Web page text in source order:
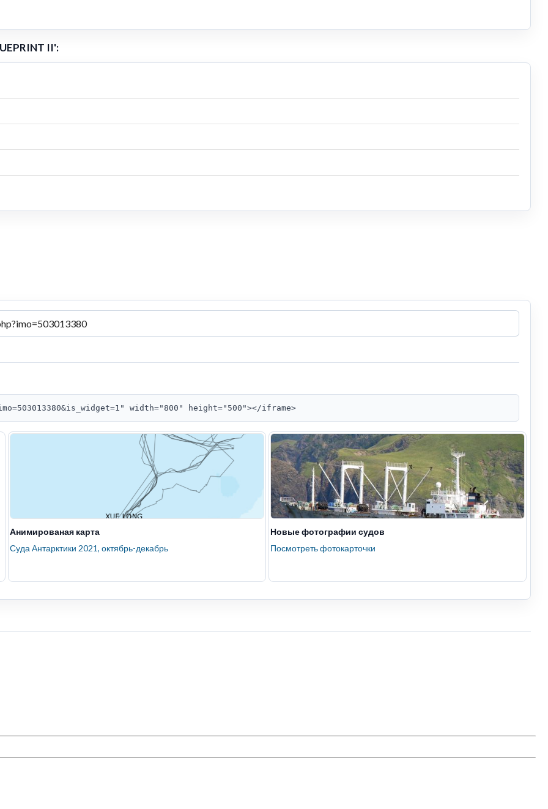
II':
width="800" height="500"></iframe>
Анимированая карта
Суда Антарктики 2021, октябрь-декабрь
Новые фотографии судов
Посмотреть фотокарточки